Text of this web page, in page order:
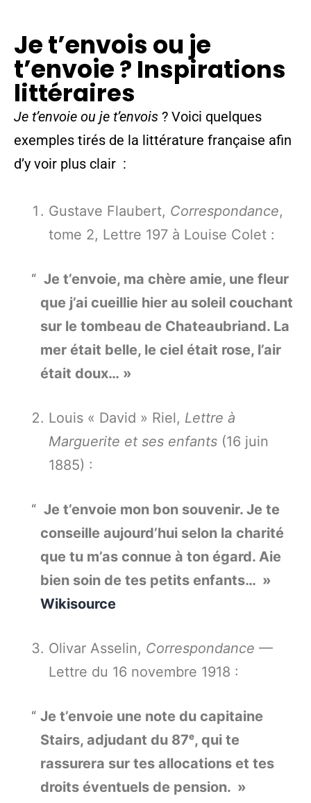
Je t’envois ou je
t’envoie? Inspirations
littéraires
Je t’envoie ou je t’envois ? Voici quelques
exemples tirés de la littérature française afin
d’y voir plus clair :
Gustave Flaubert, Correspondance,
tome 2, Lettre 197 à Louise Colet :
Je t’envoie, ma chère amie, une fleur
que j’ai cueillie hier au soleil couchant
sur le tombeau de Chateaubriand. La
mer était belle, le ciel était rose, l’air
était doux… »
Louis « David » Riel, Lettre à
Marguerite et ses enfants (16 juin
1885) :
Je t’envoie mon bon souvenir. Je te
conseille aujourd’hui selon la charité
que tu m’as connue à ton égard. Aie
bien soin de tes petits enfants… »
Wikisource
Olivar Asselin, Correspondance —
Lettre du 16 novembre 1918 :
Je t’envoie une note du capitaine
Stairs, adjudant du 87ᵉ, qui te
rassurera sur tes allocations et tes
droits éventuels de pension. »